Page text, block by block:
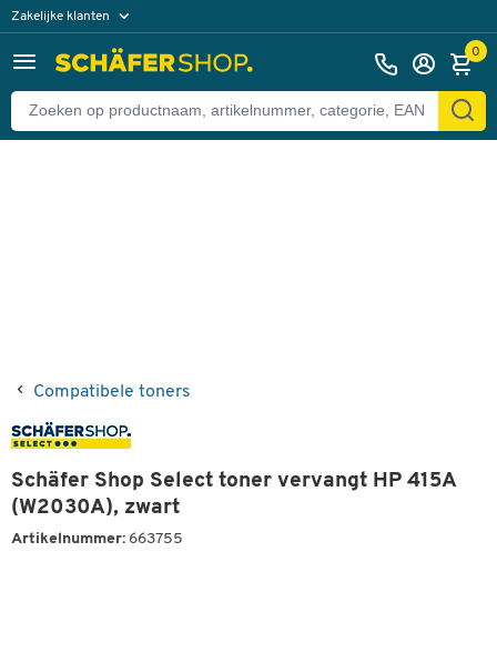
Zakelijke klanten
Particuliere klanten 0
Compatibele toners
Schäfer Shop Select toner vervangt HP 415A
(W2030A), zwart
Artikelnummer: 663755
Terug